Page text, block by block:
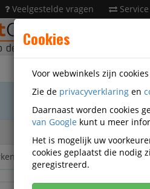
Veelgestelde vragen
Cookies
Voor webwinkels zijn
Zie de privacyverklaring en
Daarnaast worden cookies
van Google kunt u meer
Het is mogelijk uw
cookies geplaatst die nodig
geregistreerd.